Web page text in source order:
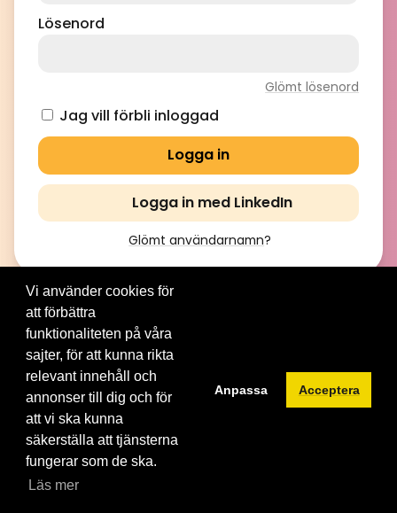
Lösenord
Glömt lösenord
Jag vill förbli inloggad
Logga in med LinkedIn
Glömt användarnamn?
© 2012-2026 Brainville AB. All Rights Reserved. |
tjänsten|Privacy policy
Byt språk:
Vi använder cookies för
att förbättra
funktionaliteten på våra
sajter, för att kunna rikta
relevant innehåll och
annonser till dig och för
att vi ska kunna
säkerställa att tjänsterna
fungerar som de ska.
Läs mer
Anpassa Acceptera